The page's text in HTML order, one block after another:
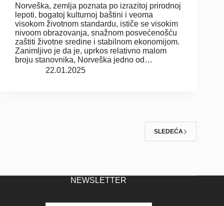
Norveška, zemlja poznata po izrazitoj prirodnoj
lepoti, bogatoj kulturnoj baštini i veoma
visokom životnom standardu, ističe se visokim
nivoom obrazovanja, snažnom posvećenošću
zaštiti životne sredine i stabilnom ekonomijom.
Zanimljivo je da je, uprkos relativno malom
broju stanovnika, Norveška jedno od…
22.01.2025
SLEDEĆA
NEWSLETTER